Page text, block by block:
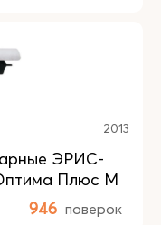
2013
ЭРИС-
Плюс М
946 поверок